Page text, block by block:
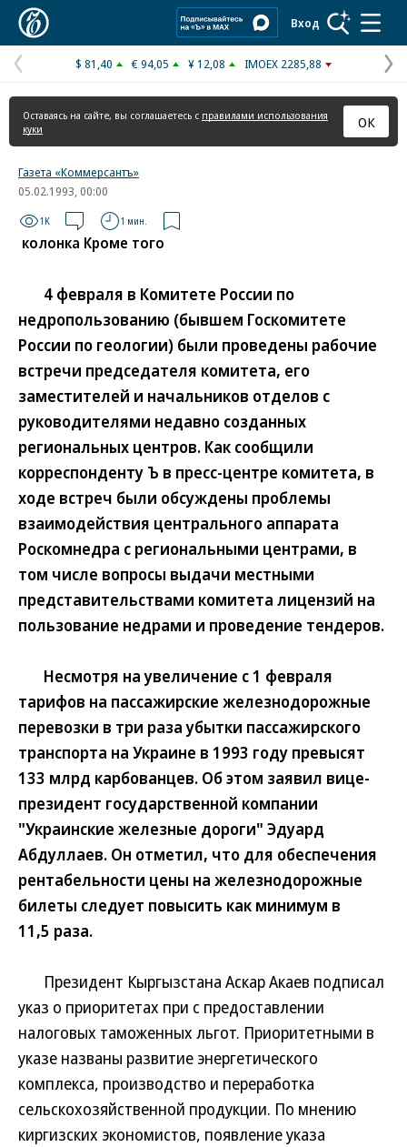
Вход
Предыдущая
страница
$ 81,40 € 94,05 ¥ 12,08 IMOEX 2285,88
Оставаясь на сайте, вы соглашаетесь с правилами использования
куки
ОК
Газета «Коммерсантъ»
05.02.1993, 00:00
1K 1 мин.
колонка Кроме того
4 февраля в Комитете России по
недропользованию (бывшем Госкомитете
России по геологии) были проведены рабочие
встречи председателя комитета, его
заместителей и начальников отделов с
руководителями недавно созданных
региональных центров. Как сообщили
корреспонденту Ъ в пресс-центре комитета, в
ходе встреч были обсуждены проблемы
взаимодействия центрального аппарата
Роскомнедра с региональными центрами, в
том числе вопросы выдачи местными
представительствами комитета лицензий на
пользование недрами и проведение тендеров.
Несмотря на увеличение с 1 февраля
тарифов на пассажирские железнодорожные
перевозки в три раза убытки пассажирского
транспорта на Украине в 1993 году превысят
133 млрд карбованцев. Об этом заявил вице-
президент государственной компании
"Украинские железные дороги" Эдуард
Абдуллаев. Он отметил, что для обеспечения
рентабельности цены на железнодорожные
билеты следует повысить как минимум в
11,5 раза.
Президент Кыргызстана Аскар Акаев подписал
указ о приоритетах при с предоставлении
налоговых таможенных льгот. Приоритетными в
указе названы развитие энергетического
комплекса, производство и переработка
сельскохозяйственной продукции. По мнению
киргизских экономистов, появление указа